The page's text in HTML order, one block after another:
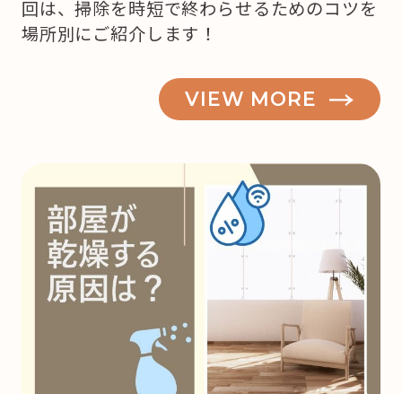
回は、掃除を時短で終わらせるためのコツを
場所別にご紹介します！
VIEW MORE